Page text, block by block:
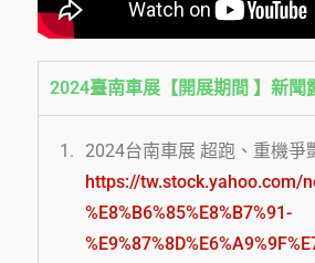
2024臺南車展【開展期間 】新聞
2024台南車展 超跑、重機爭
https://tw.stock.yahoo.com/
%E8%B6%85%E8%B7%91-